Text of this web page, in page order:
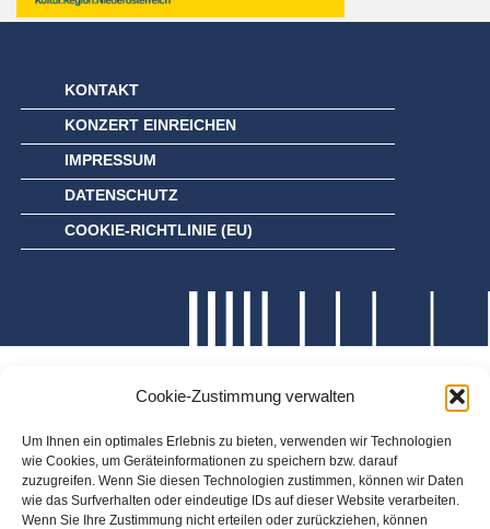
Cookie-Zustimmung verwalten
Um Ihnen ein optimales Erlebnis zu bieten, verwenden wir Technologien
wie Cookies, um Geräteinformationen zu speichern bzw. darauf
zuzugreifen. Wenn Sie diesen Technologien zustimmen, können wir Daten
wie das Surfverhalten oder eindeutige IDs auf dieser Website verarbeiten.
Wenn Sie Ihre Zustimmung nicht erteilen oder zurückziehen, können
KONTAKT
KONZERT EINREICHEN
IMPRESSUM
DATENSCHUTZ
COOKIE-RICHTLINIE (EU)